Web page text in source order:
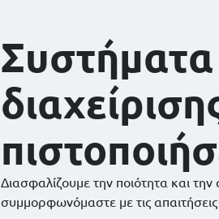
Συστήματα
Διασφαλίζουμε την ποιότητα και
συμμορφωνόμαστε με τις